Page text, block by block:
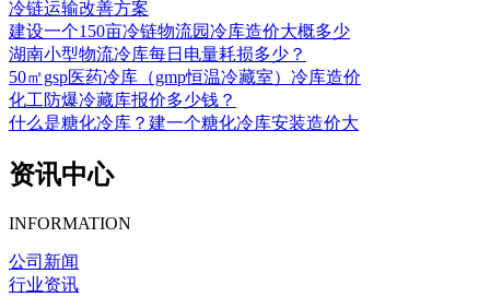
冷链运输改善方案
建设一个150亩冷链物流园冷库造价大概多少
湖南小型物流冷库每日电量耗损多少？
50㎡gsp医药冷库（gmp恒温冷藏室）冷库造价
化工防爆冷藏库报价多少钱？
什么是糖化冷库？建一个糖化冷库安装造价大
资讯中心
INFORMATION
公司新闻
行业资讯